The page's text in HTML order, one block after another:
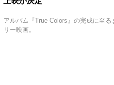
アルバム『True Colors』の完成に至
リー映画。